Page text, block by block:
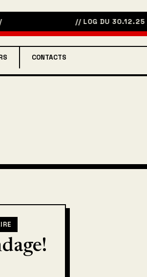
// LOG DU 30.12.25 //
CONTACTS